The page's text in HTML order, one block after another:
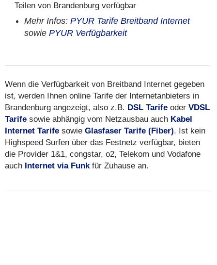
Teilen von Brandenburg verfügbar
Mehr Infos: PYUR Tarife Breitband Internet
sowie PYUR Verfügbarkeit
Wenn die Verfügbarkeit von Breitband Internet gegeben
ist, werden Ihnen online Tarife der Internetanbieters in
Brandenburg angezeigt, also z.B. DSL Tarife oder VDSL
Tarife sowie abhängig vom Netzausbau auch Kabel
Internet Tarife sowie Glasfaser Tarife (Fiber). Ist kein
Highspeed Surfen über das Festnetz verfügbar, bieten
die Provider 1&1, congstar, o2, Telekom und Vodafone
auch Internet via Funkfür Zuhause an.